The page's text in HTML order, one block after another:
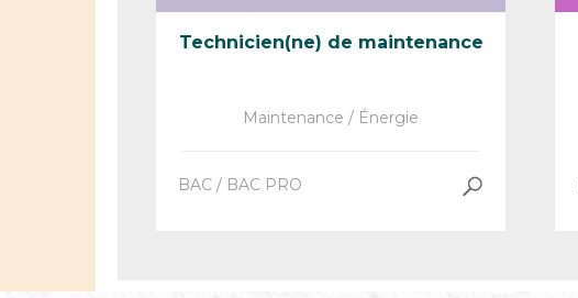
Technicien(ne) de maintenance
Maintenance / Énergie
BAC / BAC PRO